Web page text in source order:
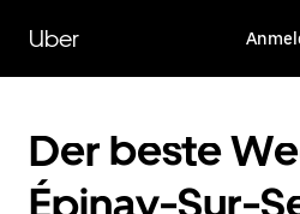
zum
Hauptinhalt
Uber
Der beste